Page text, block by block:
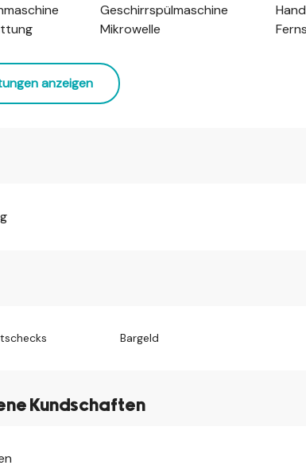
Geschirrspülmaschine
Mikrowelle
anzeigen
Bargeld
Kundschaften